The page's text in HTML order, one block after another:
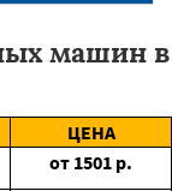
машин в
ЦЕНА
от 1501 р.